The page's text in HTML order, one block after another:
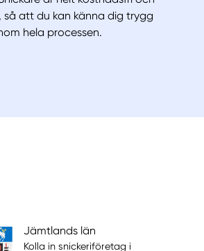
så att du kan känna dig trygg
hela processen.
Jämtlands län
Kolla in snickeriföretag i